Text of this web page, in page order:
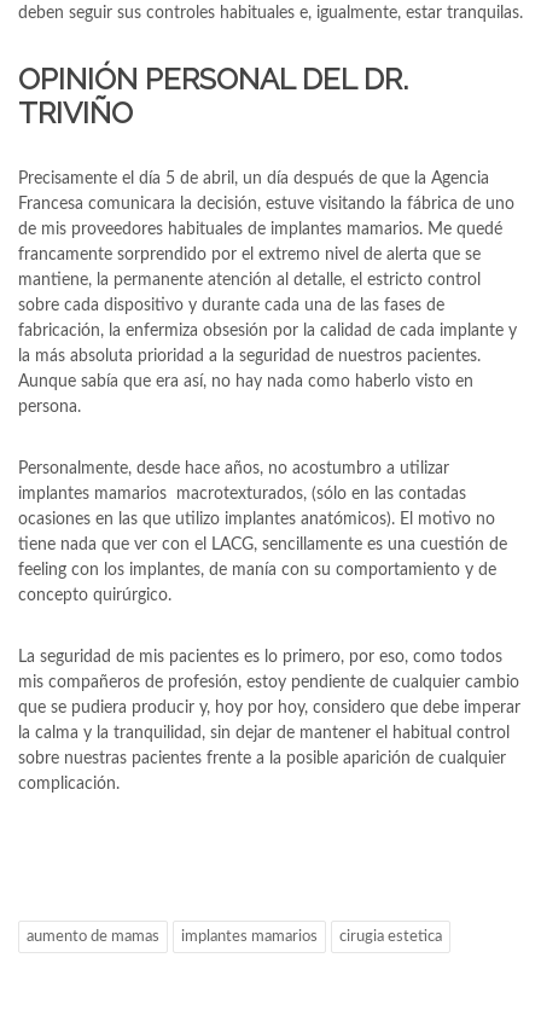
deben seguir sus controles habituales e, igualmente, estar tranquilas.
OPINIÓN PERSONAL DEL DR.
TRIVIÑO
Precisamente el día 5 de abril, un día después de que la Agencia
Francesa comunicara la decisión, estuve visitando la fábrica de uno
de mis proveedores habituales de implantes mamarios. Me quedé
francamente sorprendido por el extremo nivel de alerta que se
mantiene, la permanente atención al detalle, el estricto control
sobre cada dispositivo y durante cada una de las fases de
fabricación, la enfermiza obsesión por la calidad de cada implante y
la más absoluta prioridad a la seguridad de nuestros pacientes.
Aunque sabía que era así, no hay nada como haberlo visto en
persona.
Personalmente, desde hace años, no acostumbro a utilizar
implantes mamarios macrotexturados, (sólo en las contadas
ocasiones en las que utilizo implantes anatómicos). El motivo no
tiene nada que ver con el LACG, sencillamente es una cuestión de
feeling con los implantes, de manía con su comportamiento y de
concepto quirúrgico.
La seguridad de mis pacientes es lo primero, por eso, como todos
mis compañeros de profesión, estoy pendiente de cualquier cambio
que se pudiera producir y, hoy por hoy, considero que debe imperar
la calma y la tranquilidad, sin dejar de mantener el habitual control
sobre nuestras pacientes frente a la posible aparición de cualquier
complicación.
aumento de mamas implantes mamarios cirugia estetica